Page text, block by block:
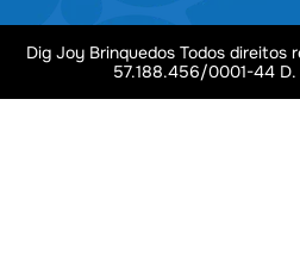
Dig Joy Brinquedos Todos
57.188.456/0001-44 D.